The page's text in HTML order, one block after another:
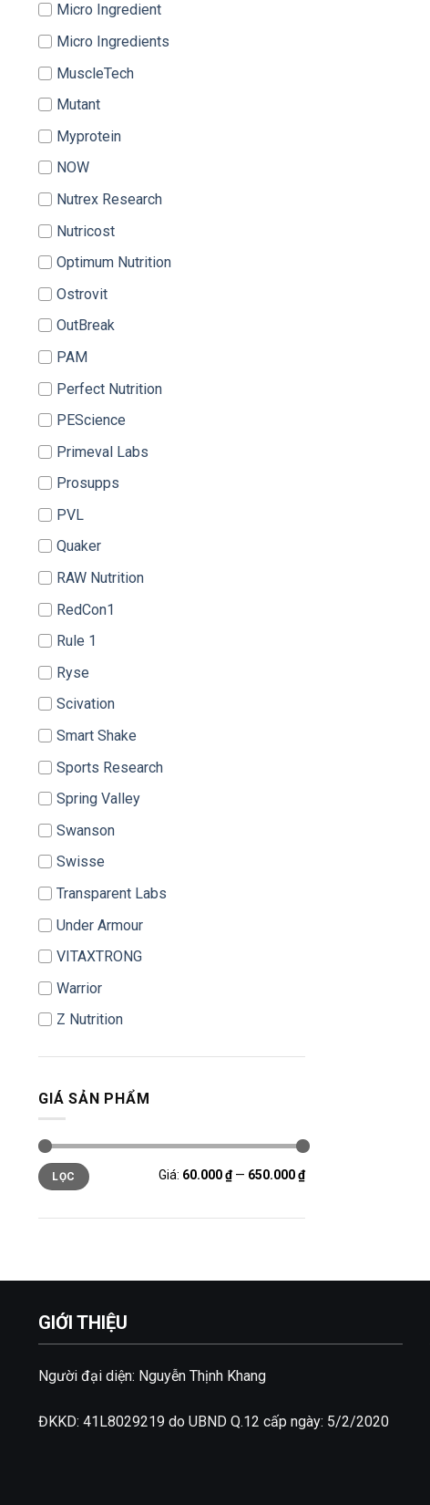
Micro Ingredient
Micro Ingredients
MuscleTech
Mutant
Myprotein
NOW
Nutrex Research
Nutricost
Optimum Nutrition
Ostrovit
OutBreak
PAM
Perfect Nutrition
PEScience
Primeval Labs
Prosupps
PVL
Quaker
RAW Nutrition
RedCon1
Rule 1
Ryse
Scivation
Smart Shake
Sports Research
Spring Valley
Swanson
Swisse
Transparent Labs
Under Armour
VITAXTRONG
Warrior
Z Nutrition
GIÁ SẢN PHẨM
Giá
tối
thiểu
Giá
tối
đa
LỌC Giá: 60.000 ₫— 650.000 ₫
GIỚI THIỆU
Người đại diện: Nguyễn Thịnh Khang
ĐKKD: 41L8029219 do UBND Q.12 cấp ngày: 5/2/2020